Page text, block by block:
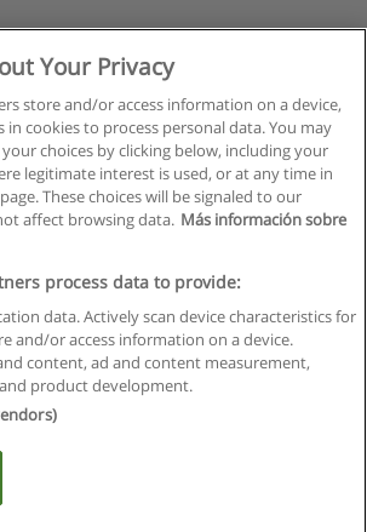
Suivant
Page1de2
Règles d'utilisation
Confidentialité des données
Contacter Educaedu
Business S.L. - CIF : B-95610580: -
Your Privacy
store and/or access information on a device,
in cookies to process personal data. You may
choices by clicking below, including your
legitimate interest is used, or at any time in
These choices will be signaled to our
affect browsing data. Más información sobre
process data to provide:
data. Actively scan device characteristics for
and/or access information on a device.
content, ad and content measurement,
product development.